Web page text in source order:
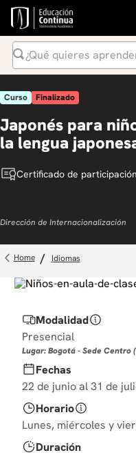
¿Qué quieres aprender?
1.
inteligencia artificial
2.
ia
.
curso
4.
diplomado
6.
liderazgo
7.
inglés
10. derecho
Curso Finalizado
Japonés para
la lengua
Certificado de participación
Dirección de Internacionalización
idiomas
Modalidad
Presencial
Lugar: Bogotá - Sede Centro
Fechas
22 de junio al 31 de
Horario
Lunes, miércoles y
Duración